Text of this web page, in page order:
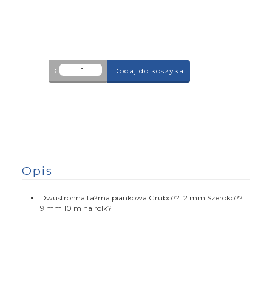
: Dodaj do koszyka
Opis
Dwustronna ta?ma piankowa Grubo??: 2 mm Szeroko??:
9 mm 10 m na rolk?